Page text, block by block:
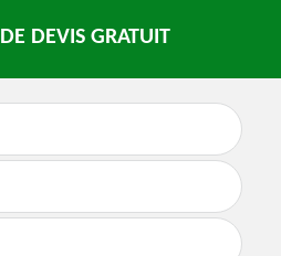
DEVIS GRATUIT